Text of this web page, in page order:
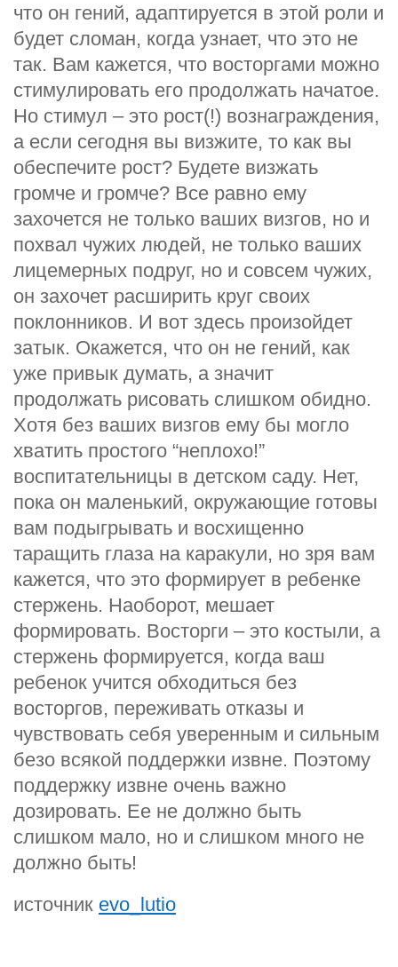
что он гений, адаптируется в этой роли и
будет сломан, когда узнает, что это не
так. Вам кажется, что восторгами можно
стимулировать его продолжать начатое.
Но стимул – это рост(!) вознаграждения,
а если сегодня вы визжите, то как вы
обеспечите рост? Будете визжать
громче и громче? Все равно ему
захочется не только ваших визгов, но и
похвал чужих людей, не только ваших
лицемерных подруг, но и совсем чужих,
он захочет расширить круг своих
поклонников. И вот здесь произойдет
затык. Окажется, что он не гений, как
уже привык думать, а значит
продолжать рисовать слишком обидно.
Хотя без ваших визгов ему бы могло
хватить простого “неплохо!”
воспитательницы в детском саду. Нет,
пока он маленький, окружающие готовы
вам подыгрывать и восхищенно
таращить глаза на каракули, но зря вам
кажется, что это формирует в ребенке
стержень. Наоборот, мешает
формировать. Восторги – это костыли, а
стержень формируется, когда ваш
ребенок учится обходиться без
восторгов, переживать отказы и
чувствовать себя уверенным и сильным
безо всякой поддержки извне. Поэтому
поддержку извне очень важно
дозировать. Ее не должно быть
слишком мало, но и слишком много не
должно быть!
источник evo_lutio